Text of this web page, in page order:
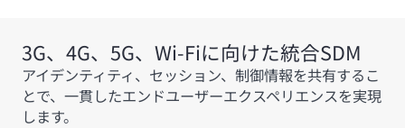
3G、4G、5G、 Wi-Fiに向けた統合SDM
アイデンティティ、セッション、制御情報を共有するこ
とで、一貫したエンドユーザーエクスペリエンスを実現
します。